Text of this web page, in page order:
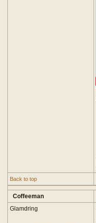
Back to top
Coffeeman
Glamdring